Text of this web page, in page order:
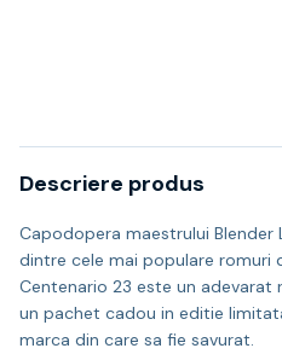
Descriere produs
Capodopera maestrului Blender
dintre cele mai populare romuri
Centenario 23 este un
un pachet cadou in editie
marca din care sa fie savurat.